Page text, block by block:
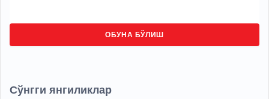
ОБУНА БЎЛИШ
Сўнгги янгиликлар